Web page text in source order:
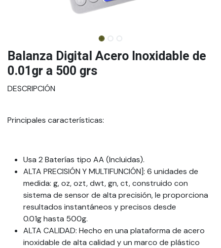
Balanza Digital Acero Inoxidable de
0.01gr a 500 grs
DESCRIPCIÓN
Principales características:
Usa 2 Baterías tipo AA (Incluidas).
ALTA PRECISIÓN Y MULTIFUNCIÓN]: 6 unidades de
medida: g, oz, ozt, dwt, gn, ct, construido con
sistema de sensor de alta precisión, le proporciona
resultados instantáneos y precisos desde
0.01g hasta 500g.
ALTA CALIDAD: Hecho en una plataforma de acero
inoxidable de alta calidad y un marco de plástico